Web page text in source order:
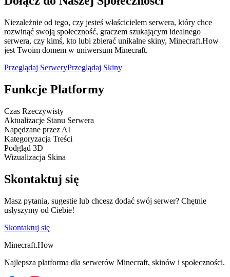
Niezależnie od tego, czy jesteś właścicielem serwera, który chce
rozwinąć swoją społeczność, graczem szukającym idealnego
serwera, czy kimś, kto lubi zbierać unikalne skiny, Minecraft.How
jest Twoim domem w uniwersum Minecraft.
Przeglądaj SerweryPrzeglądaj Skiny
Funkcje Platformy
Czas Rzeczywisty
Aktualizacje Stanu Serwera
Napędzane przez AI
Kategoryzacja Treści
Podgląd 3D
Wizualizacja Skina
Skontaktuj się
Masz pytania, sugestie lub chcesz dodać swój serwer? Chętnie
usłyszymy od Ciebie!
Skontaktuj się
Minecraft.How
Najlepsza platforma dla serwerów Minecraft, skinów i społeczności.